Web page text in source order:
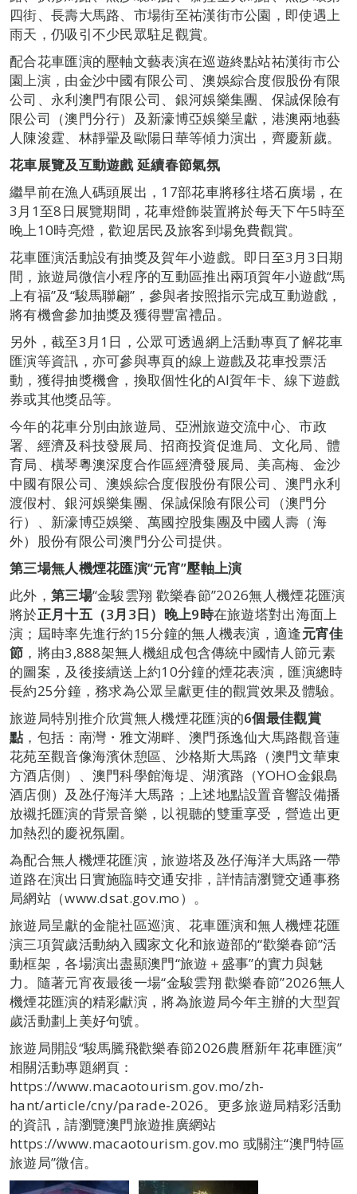
四街、長壽大馬路、市場街至祐漢街市公園，即使遇上
雨天，仍吸引不少民眾駐足觀賞。
配合花車匯演的壓軸文藝表演在巡遊終點站祐漢街市公
園上演，由金沙中國有限公司、澳娛綜合度假股份有限
公司、永利澳門有限公司、銀河娛樂集團、保誠保險有
限公司（澳門分行）及新濠博亞娛樂呈獻，港澳兩地藝
人陳浚霆、林靜翬及歐陽日華等傾力演出，齊慶新歲。
花車展覽及互動遊戲 延續春節氣氛
繼早前在漁人碼頭展出，17部花車將移往塔石廣場，在
3月1至8日展覽期間，花車燈飾裝置將於每天下午5時至
晚上10時亮燈，歡迎居民及旅客到場免費觀賞。
花車匯演活動設有抽獎及賀年小遊戲。即日至3月3日期
間，旅遊局微信小程序的互動區推出兩項賀年小遊戲“馬
上有福”及“駿馬聯翩”，參與者按照指示完成互動遊戲，
將有機會參加抽獎及獲得豐富禮品。
另外，截至3月1日，公眾可透過網上活動專頁了解花車
匯演等資訊，亦可參與專頁的線上遊戲及花車投票活
動，獲得抽獎機會，換取個性化的AI賀年卡、線下遊戲
券或其他獎品等。
今年的花車分別由旅遊局、亞洲旅遊交流中心、市政
署、經濟及科技發展局、招商投資促進局、文化局、體
育局、橫琴粵澳深度合作區經濟發展局、美高梅、金沙
中國有限公司、澳娛綜合度假股份有限公司、澳門永利
渡假村、銀河娛樂集團、保誠保險有限公司（澳門分
行）、新濠博亞娛樂、萬國控股集團及中國人壽（海
外）股份有限公司澳門分公司提供。
第三場無人機煙花匯演“元宵”壓軸上演
此外， 第三場“金駿雲翔 歡樂春節”2026無人機煙花匯演
將於正月十五（3月3日）晚上9時在旅遊塔對出海面上
演；屆時率先進行約15分鐘的無人機表演，適逢元宵佳
節 ，將由3,888架無人機組成包含傳統中國情人節元素
的圖案，及後接續送上約10分鐘的煙花表演，匯演總時
長約25分鐘，務求為公眾呈獻更佳的觀賞效果及體驗。
旅遊局特別推介欣賞無人機煙花匯演的6個最佳觀賞
點 ，包括：南灣・雅文湖畔、澳門孫逸仙大馬路觀音蓮
花苑至觀音像海濱休憩區、沙格斯大馬路（澳門文華東
方酒店側）、澳門科學館海堤、湖濱路（YOHO金銀島
酒店側）及氹仔海洋大馬路；上述地點設置音響設備播
放襯托匯演的背景音樂，以視聽的雙重享受，營造出更
加熱烈的慶祝氛圍。
為配合無人機煙花匯演，旅遊塔及氹仔海洋大馬路一帶
道路在演出日實施臨時交通安排，詳情請瀏覽交通事務
局網站（www.dsat.gov.mo）。
旅遊局呈獻的金龍社區巡演、花車匯演和無人機煙花匯
演三項賀歲活動納入國家文化和旅遊部的“歡樂春節”活
動框架，各場演出盡顯澳門“旅遊＋盛事”的實力與魅
力。隨著元宵夜最後一場“金駿雲翔 歡樂春節”2026無人
機煙花匯演的精彩獻演，將為旅遊局今年主辦的大型賀
歲活動劃上美好句號。
旅遊局開設“駿馬騰飛歡樂春節2026農曆新年花車匯演”
相關活動專題網頁：
https://www.macaotourism.gov.mo/zh-
hant/article/cny/parade-2026。更多旅遊局精彩活動
的資訊，請瀏覽澳門旅遊推廣網站
https://www.macaotourism.gov.mo 或關注“澳門特區
旅遊局”微信。